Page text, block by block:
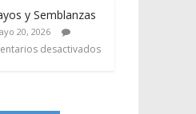
y Semblanzas
20, 2026
desactivados